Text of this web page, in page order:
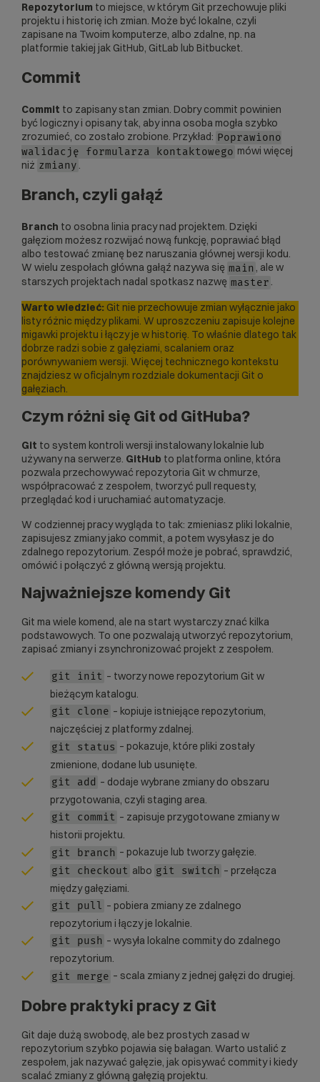
Repozytorium to miejsce, w którym Git przechowuje pliki
projektu i historię ich zmian. Może być lokalne, czyli
zapisane na Twoim komputerze, albo zdalne, np. na
platformie takiej jak GitHub, GitLab lub Bitbucket.
Commit
Commit to zapisany stan zmian. Dobry commit powinien
być logiczny i opisany tak, aby inna osoba mogła szybko
zrozumieć, co zostało zrobione. Przykład: Poprawiono
walidację formularza kontaktowego mówi więcej
niż zmiany
Branch, czyli gałąź
Branch to osobna linia pracy nad projektem. Dzięki
gałęziom możesz rozwijać nową funkcję, poprawiać błąd
albo testować zmianę bez naruszania głównej wersji kodu.
W wielu zespołach główna gałąź nazywa się main , ale w
starszych projektach nadal spotkasz nazwę master .
Warto wiedzieć: Git nie przechowuje zmian wyłącznie jako
listy różnic między plikami. W uproszczeniu zapisuje kolejne
migawki projektu i łączy je w historię. To właśnie dlatego tak
dobrze radzi sobie z gałęziami, scalaniem oraz
porównywaniem wersji. Więcej technicznego kontekstu
znajdziesz w oficjalnym rozdziale dokumentacji Git o
gałęziach.
Czym różni się Git od GitHuba?
Git to system kontroli wersji instalowany lokalnie lub
używany na serwerze. GitHub to platforma online, która
pozwala przechowywać repozytoria Git w chmurze,
współpracować z zespołem, tworzyć pull requesty,
przeglądać kod i uruchamiać automatyzacje.
W codziennej pracy wygląda to tak: zmieniasz pliki lokalnie,
zapisujesz zmiany jako commit, a potem wysyłasz je do
zdalnego repozytorium. Zespół może je pobrać, sprawdzić,
omówić i połączyć z główną wersją projektu.
Najważniejsze komendy Git
Git ma wiele komend, ale na start wystarczy znać kilka
podstawowych. To one pozwalają utworzyć repozytorium,
zapisać zmiany i zsynchronizować projekt z zespołem.
git init – tworzy nowe repozytorium Git w
bieżącym katalogu.
git clone – kopiuje istniejące repozytorium,
najczęściej z platformy zdalnej.
git status – pokazuje, które pliki zostały
zmienione, dodane lub usunięte.
git add – dodaje wybrane zmiany do obszaru
przygotowania, czyli staging area.
git commit – zapisuje przygotowane zmiany w
historii projektu.
git branch – pokazuje lub tworzy gałęzie.
git checkout albo git switch – przełącza
między gałęziami.
git pull – pobiera zmiany ze zdalnego
repozytorium i łączy je lokalnie.
git push – wysyła lokalne commity do zdalnego
repozytorium.
git merge – scala zmiany z jednej gałęzi do drugiej.
Dobre praktyki pracy z Git
Git daje dużą swobodę, ale bez prostych zasad w
repozytorium szybko pojawia się bałagan. Warto ustalić z
zespołem, jak nazywać gałęzie, jak opisywać commity i kiedy
scalać zmiany z główną gałęzią projektu.